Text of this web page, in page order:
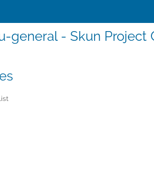
general - Skun Project